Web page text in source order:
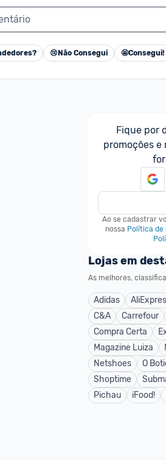
😢 Não Consegui 🤩Consegui!
Fique por
promoções
Ao se cadastrar
nossa Política de
Lojas em
As melhores,
Adidas
C&A
Carrefour
Compra Certa
Magazine Luiza
Netshoes
O
Shoptime
Pichau
iFood!